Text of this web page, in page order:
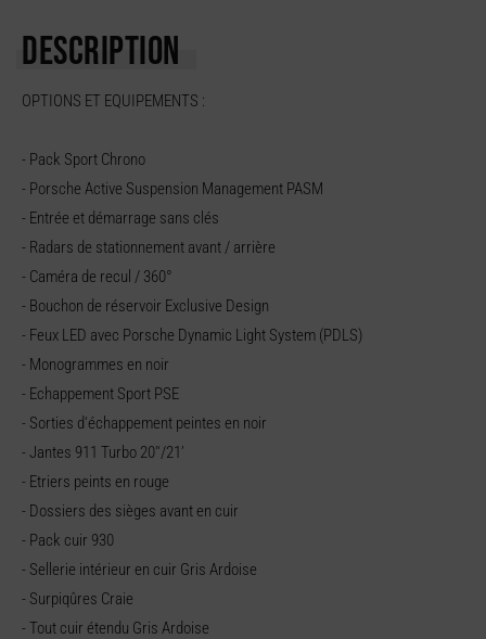
DESCRIPTION
OPTIONS ET EQUIPEMENTS :
- Pack Sport Chrono
- Porsche Active Suspension Management PASM
- Entrée et démarrage sans clés
- Radars de stationnement avant / arrière
- Caméra de recul / 360°
- Bouchon de réservoir Exclusive Design
- Feux LED avec Porsche Dynamic Light System (PDLS)
- Monogrammes en noir
- Echappement Sport PSE
- Sorties d'échappement peintes en noir
- Jantes 911 Turbo 20''/21’
- Etriers peints en rouge
- Dossiers des sièges avant en cuir
- Pack cuir 930
- Sellerie intérieur en cuir Gris Ardoise
- Surpiqûres Craie
- Tout cuir étendu Gris Ardoise